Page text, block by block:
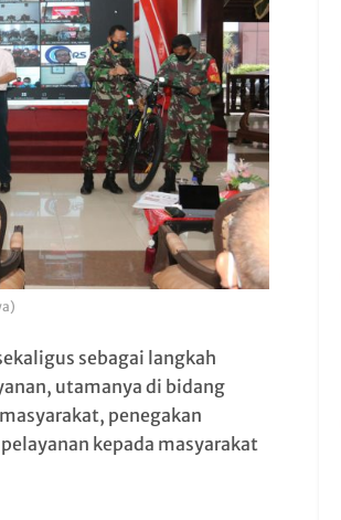
sebagai langkah
utamanya di bidang
penegakan
kepada masyarakat